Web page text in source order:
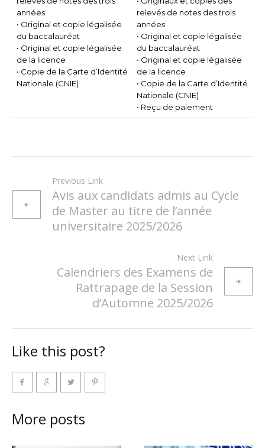
années
• Original et copie légalisée
du baccalauréat
• Original et copie légalisée
de la licence
• Copie de la Carte d’Identité
Nationale (CNIE)
relevés de notes des trois
années
• Original et copie légalisée
du baccalauréat
• Original et copie légalisée
de la licence
• Copie de la Carte d’Identité
Nationale (CNIE)
• Reçu de paiement
Previous Link
Avis aux candidats admis au Cycle
de Master au titre de l’année
universitaire 2025/2026
Next Link
Calendriers des Examens de
Rattrapage de la Session
d’Automne 2025/2026
Like this post?
More posts